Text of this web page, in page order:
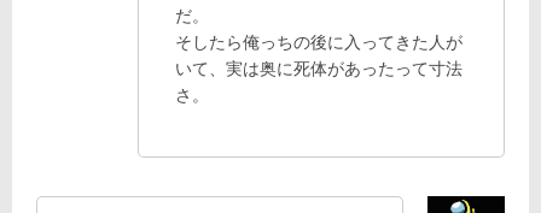
だ。
そしたら俺っちの後に入ってきた人が
いて、実は奥に死体があったって寸法
さ。